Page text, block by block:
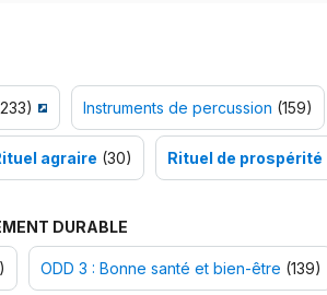
Instruments de percussion (159)
agraire (30) Rituel de prospérité
DURABLE
ODD 3 : Bonne santé et bien-être (139)